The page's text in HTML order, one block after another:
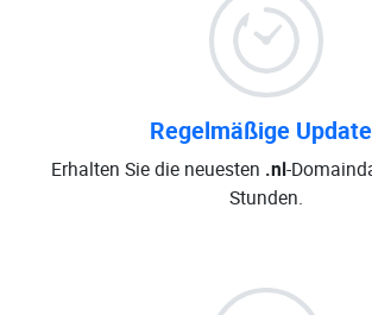
Regelmäßige
Erhalten Sie die neuesten .nl-
Stunden.